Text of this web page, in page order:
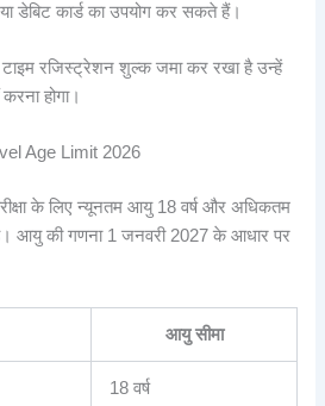
डेबिट कार्ड का उपयोग कर सकते हैं।
टाइम रजिस्ट्रेशन शुल्क जमा कर रखा है उन्हें
होगा।
Age Limit 2026
के लिए न्यूनतम आयु 18 वर्ष और अधिकतम
है। आयु की गणना 1 जनवरी 2027 के आधार पर
आयु सीमा
18 वर्ष